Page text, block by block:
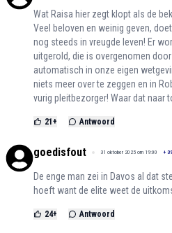
Wat Raisa hier zegt klopt als de
Veel beloven en weinig geven,
nog steeds in vreugde leven! Er
uitgerold, die is overgenomen door
automatisch in onze eigen
niets meer over te zeggen en in
vurig pleitbezorger! Waar dat naar
21 + Antwoord
goedisfout 31 oktober 2025 om 19:00 +
De enge man zei in Davos al dat
hoeft want de elite weet de
24+ Antwoord